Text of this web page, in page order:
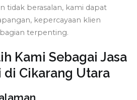
tidak berasalan, kami dapat
kepercayaan klien
terpenting.
Kami Sebagai Jasa
Cikarang Utara